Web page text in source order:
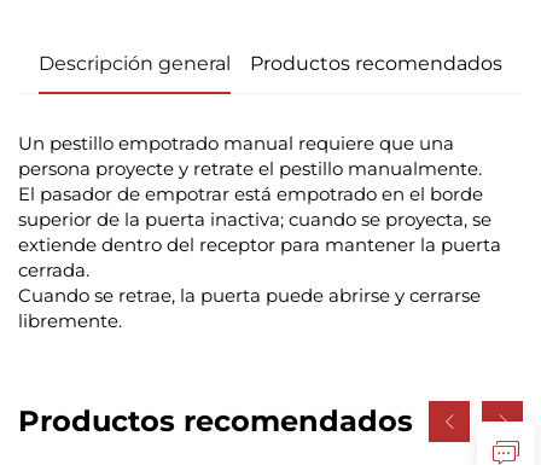
Descripción general Productos recomendados
Un pestillo empotrado manual requiere que una
persona proyecte y retrate el pestillo manualmente.
El pasador de empotrar está empotrado en el borde
superior de la puerta inactiva; cuando se proyecta, se
extiende dentro del receptor para mantener la puerta
cerrada.
Cuando se retrae, la puerta puede abrirse y cerrarse
libremente.
Productos recomendados